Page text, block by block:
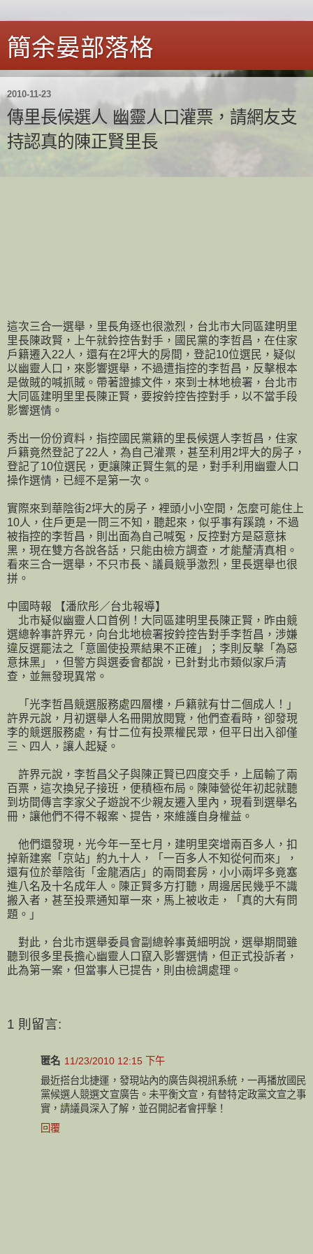
簡余晏部落格
2010-11-23
傳里長候選人 幽靈人口灌票，請網友支
持認真的陳正賢里長
這次三合一選舉，里長角逐也很激烈，台北市大同區建明里
里長陳政賢，上午就鈴控告對手，國民黨的李哲昌，在住家
戶籍遷入22人，還有在2坪大的房間，登記10位選民，疑似
以幽靈人口，來影響選舉，不過遭指控的李哲昌，反擊根本
是做賊的喊抓賊。帶著證據文件，來到士林地檢署，台北市
大同區建明里里長陳正賢，要按鈴控告控對手，以不當手段
影響選情。
秀出一份份資料，指控國民黨籍的里長候選人李哲昌，住家
戶籍竟然登記了22人，為自己灌票，甚至利用2坪大的房子，
登記了10位選民，更讓陳正賢生氣的是，對手利用幽靈人口
操作選情，已經不是第一次。
實際來到華陰街2坪大的房子，裡頭小小空間，怎麼可能住上
10人，住戶更是一問三不知，聽起來，似乎事有蹊蹺，不過
被指控的李哲昌，則出面為自己喊冤，反控對方是惡意抹
黑，現在雙方各說各話，只能由檢方調查，才能釐清真相。
看來三合一選舉，不只市長、議員競爭激烈，里長選舉也很
拼。
中國時報 【潘欣彤／台北報導】
北市疑似幽靈人口首例！大同區建明里長陳正賢，昨由競
選總幹事許界元，向台北地檢署按鈴控告對手李哲昌，涉嫌
違反選罷法之「意圖使投票結果不正確」；李則反擊「為惡
意抹黑」，但警方與選委會都說，已針對北市類似家戶清
查，並無發現異常。
「光李哲昌競選服務處四層樓，戶籍就有廿二個成人！」
許界元說，月初選舉人名冊開放閱覽，他們查看時，卻發現
李的競選服務處，有廿二位有投票權民眾，但平日出入卻僅
三、四人，讓人起疑。
許界元說，李哲昌父子與陳正賢已四度交手，上屆輸了兩
百票，這次換兒子接班，便積極布局。陳陣營從年初起就聽
到坊間傳言李家父子遊說不少親友遷入里內，現看到選舉名
冊，讓他們不得不報案、提告，來維護自身權益。
他們還發現，光今年一至七月，建明里突增兩百多人，扣
掉新建案「京站」約九十人，「一百多人不知從何而來」，
還有位於華陰街「金龍酒店」的兩間套房，小小兩坪多竟塞
進八名及十名成年人。陳正賢多方打聽，周邊居民幾乎不識
搬入者，甚至投票通知單一來，馬上被收走，「真的大有問
題。」
對此，台北市選舉委員會副總幹事黃細明說，選舉期間雖
聽到很多里長擔心幽靈人口竄入影響選情，但正式投訴者，
此為第一案，但當事人已提告，則由檢調處理。
1 則留言:
匿名 11/23/2010 12:15 下午
最近搭台北捷運，發現站內的廣告與視訊系統，一再播放國民
黨候選人競選文宣廣告。未平衡文宣，有替特定政黨文宣之事
實，請議員深入了解，並召開記者會抨擊！
回覆